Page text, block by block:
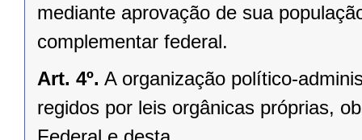
mediante aprovação de sua
complementar federal.
Art. 4º. A organização político-
regidos por leis orgânicas próprias,